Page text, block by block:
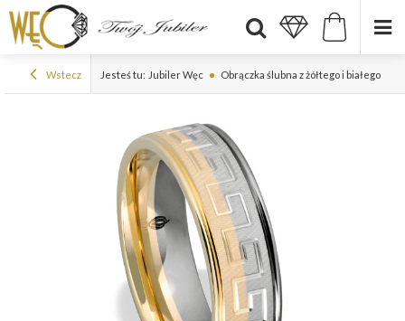
Wstecz Jesteś tu: Jubiler Węc Obrączka ślubna z żółtego i białego